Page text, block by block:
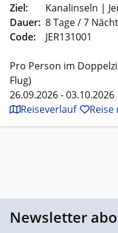
Ziel:
Kanalinseln |
Dauer: 8 Tage / 7
Code:
JER131001
Pro Person im
Flug)
26.09.2026 - 03.10.2026
Reiseverlauf Reise
Newsletter